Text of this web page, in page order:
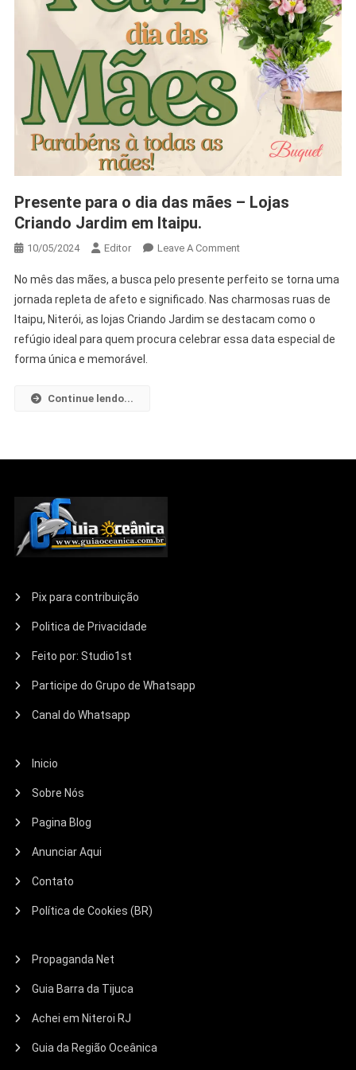
Presente para o dia das mães – Lojas
Criando Jardim em Itaipu.
10/05/2024 Editor Leave A Comment
No mês das mães, a busca pelo presente perfeito se torna uma
jornada repleta de afeto e significado. Nas charmosas ruas de
Itaipu, Niterói, as lojas Criando Jardim se destacam como o
refúgio ideal para quem procura celebrar essa data especial de
forma única e memorável.
Continue lendo...
Pix para contribuição
Politica de Privacidade
Feito por: Studio1st
Participe do Grupo de Whatsapp
Canal do Whatsapp
Inicio
Sobre Nós
Pagina Blog
Anunciar Aqui
Contato
Política de Cookies (BR)
Propaganda Net
Guia Barra da Tijuca
Achei em Niteroi RJ
Guia da Região Oceânica